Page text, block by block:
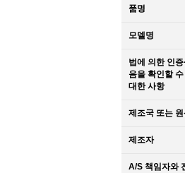
품명
모델명
법에 의한 인
음을 확인할 수
대한 사항
제조국 또는 원
제조자
A/S 책임자와